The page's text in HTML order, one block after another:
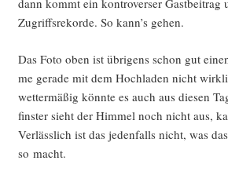
dann kommt ein kon­tro­ver­ser Gast­bei­trag
Zugriffs­re­kor­de. So kann’s gehen.
Das Foto oben ist übri­gens schon gut
me gera­de mit dem Hoch­la­den nicht
wet­ter­mä­ßig könn­te es auch aus die­sen
fins­ter sieht der Him­mel noch nicht aus,
Ver­läss­lich ist das jeden­falls nicht, was
so macht.